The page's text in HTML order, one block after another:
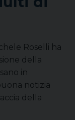
Roselli ha
della
in
notizia
della